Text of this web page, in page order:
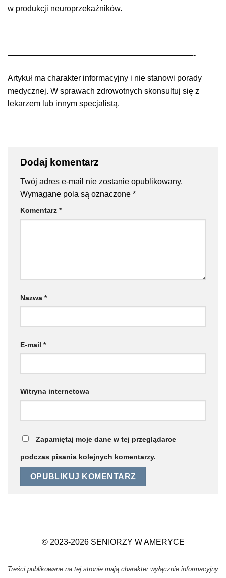
w produkcji neuroprzekaźników.
———————————————————————-
Artykuł ma charakter informacyjny i nie stanowi porady
medycznej. W sprawach zdrowotnych skonsultuj się z
lekarzem lub innym specjalistą.
Dodaj komentarz
Twój adres e-mail nie zostanie opublikowany.
Wymagane pola są oznaczone *
Komentarz *
Nazwa *
E-mail *
Witryna internetowa
Zapamiętaj moje dane w tej przeglądarce
podczas pisania kolejnych komentarzy.
© 2023-2026 SENIORZY W AMERYCE
Treści publikowane na tej stronie mają charakter wyłącznie informacyjny